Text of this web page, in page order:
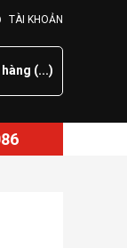
TÀI KHOẢN
hàng (...)